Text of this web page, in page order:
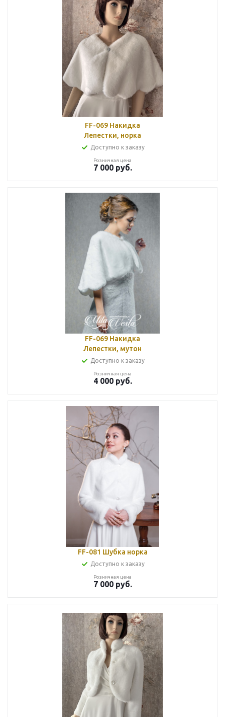
FF-069 Накидка
Лепестки, норка
Доступно к заказу
Розничная цена
7 000руб.
FF-069 Накидка
Лепестки, мутон
Доступно к заказу
Розничная цена
4 000руб.
FF-081 Шубка норка
Доступно к заказу
Розничная цена
7 000руб.